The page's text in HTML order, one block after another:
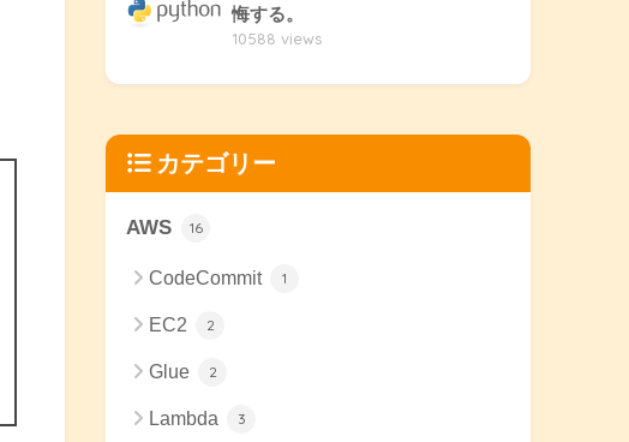
悔する。
10588 views
カテゴリー
AWS 16
CodeCommit 1
EC2 2
Glue 2
Lambda 3